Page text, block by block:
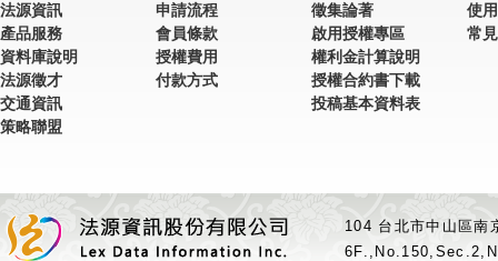
法源資訊
產品服務
資料庫說明
法源徵才
交通資訊
策略聯盟
申請流程
會員條款
授權費用
付款方式
徵集論著
啟用授權專區
權利金計算說明
授權合約書下載
投稿基本資料表
使
常
104 台北市中山區